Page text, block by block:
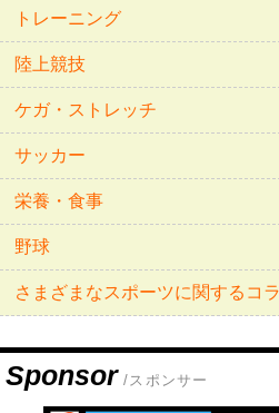
トレーニング
陸上競技
ケガ・ストレッチ
サッカー
栄養・食事
野球
さまざまなスポーツに関するコ
Sponsor /スポンサー